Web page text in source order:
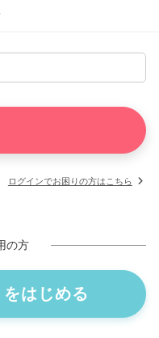
ログインでお困りの方はこちら
の方
はじめる